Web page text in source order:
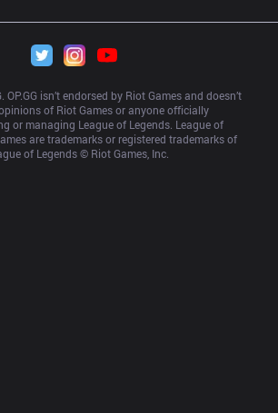
OP.GG isn’t endorsed by Riot Games and doesn’t
of Riot Games or anyone officially
or managing League of Legends. League of
are trademarks or registered trademarks of
of Legends © Riot Games, Inc.